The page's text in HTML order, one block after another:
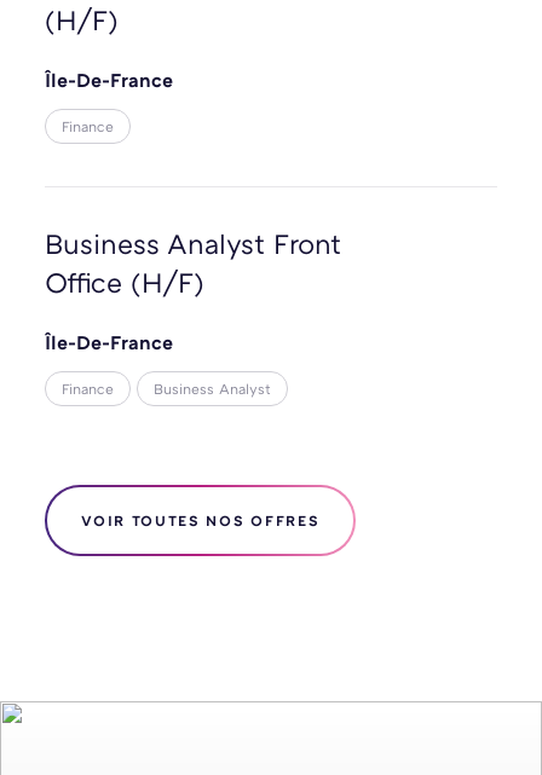
(H/F)
Île-De-France
Finance
Business Analyst Front
Office (H/F)
Île-De-France
Finance Business Analyst
VOIR TOUTES NOS OFFRES